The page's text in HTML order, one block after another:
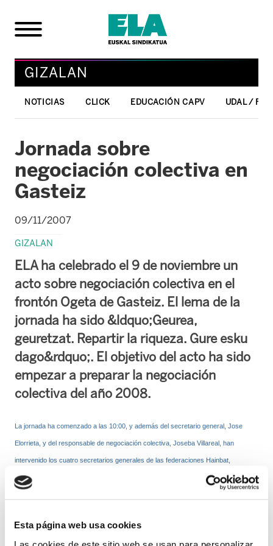
Esta página web usa cookies
GIZALAN
NOTICIAS CLICK EDUCACIÓN CAPV UDAL /
Jornada sobre
negociación colectiva en
Gasteiz
09/11/2007
GIZALAN
ELA ha celebrado el 9 de noviembre un
acto sobre negociación colectiva en el
frontón Ogeta de Gasteiz. El lema de la
jornada ha sido &ldquo;Geurea,
geuretzat. Repartir la riqueza. Gure esku
dago&rdquo;. El objetivo del acto ha sido
empezar a preparar la negociación
colectiva del año 2008.
La jornada ha comenzado a las 10:00, y además del secretario general, Jose
Elorrieta, y del responsable de negociación colectiva, Joseba Villareal, han
intervenido los cuatro secretarios generales de las federaciones Hainbat,
Zerbitzuak, Metal y Gizalan; Gurutz Gorraiz, Unai Martinez, Dani Gomez e
ELA tiene claro que de cara a la negociación colectiva del 2008 la lucha contra la